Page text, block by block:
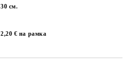
30 см.
2,20 € на рамка